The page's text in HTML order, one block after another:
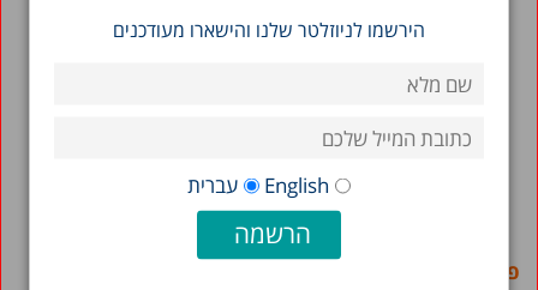
הירשמו לניוזלטר שלנו והישארו מעודכנים
English עברית
פערי זיהוי משמעותיים בחברה הערבית ובאוכלוסיות